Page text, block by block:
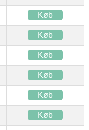
Køb
Køb
Køb
Køb
Køb
Køb